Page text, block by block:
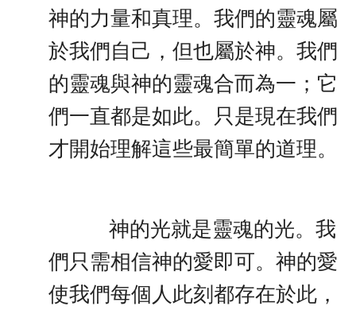
神的力量和真理。我們的靈魂屬
於我們自己，但也屬於神。我們
的靈魂與神的靈魂合而為一；它
們一直都是如此。只是現在我們
才開始理解這些最簡單的道理。
神的光就是靈魂的光。我
們只需相信神的愛即可。神的愛
使我們每個人此刻都存在於此，